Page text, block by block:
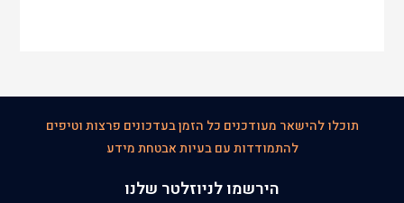
תוכלו להישאר מעודכנים כל הזמן בעדכונים פרצות וטיפים
להתמודדות עם בעיות אבטחת מידע
הירשמו לניוזלטר שלנו